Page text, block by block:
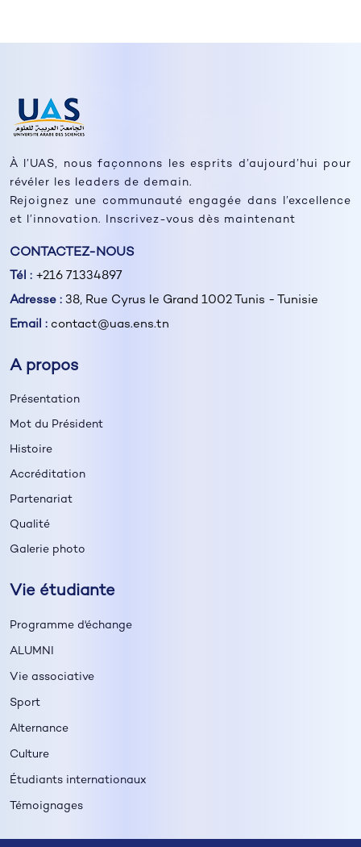
À l’UAS, nous façonnons les esprits d’aujourd’hui pour
révéler les leaders de demain.
Rejoignez une communauté engagée dans l’excellence
et l’innovation. Inscrivez-vous dès maintenant
CONTACTEZ-NOUS
Tél : +216 71334897
Adresse : 38, Rue Cyrus le Grand 1002 Tunis - Tunisie
Email : contact@uas.ens.tn
A propos
Présentation
Mot du Président
Histoire
Accréditation
Partenariat
Qualité
Galerie photo
Vie étudiante
Programme d'échange
ALUMNI
Vie associative
Sport
Alternance
Culture
Étudiants internationaux
Témoignages